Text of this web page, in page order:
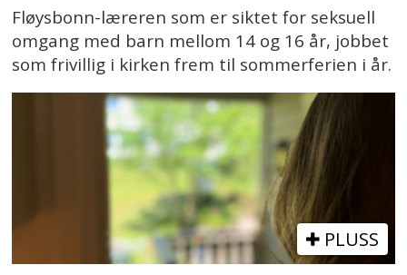
Fløysbonn-læreren som er siktet for seksuell
omgang med barn mellom 14 og 16 år, jobbet
som frivillig i kirken frem til sommerferien i år.
PLUSS